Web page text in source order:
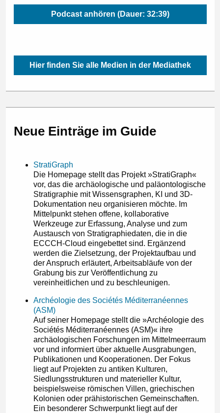
Podcast anhören (Dauer: 32:39)
Hier finden Sie alle Medien in der Mediathek
Neue Einträge im Guide
StratiGraph
Die Homepage stellt das Projekt »StratiGraph«
vor, das die archäologische und paläontologische
Stratigraphie mit Wissensgraphen, KI und 3D-
Dokumentation neu organisieren möchte. Im
Mittelpunkt stehen offene, kollaborative
Werkzeuge zur Erfassung, Analyse und zum
Austausch von Stratigraphiedaten, die in die
ECCCH-Cloud eingebettet sind. Ergänzend
werden die Zielsetzung, der Projektaufbau und
der Anspruch erläutert, Arbeitsabläufe von der
Grabung bis zur Veröffentlichung zu
vereinheitlichen und zu beschleunigen.
Archéologie des Sociétés Méditerranéennes
(ASM)
Auf seiner Homepage stellt die »Archéologie des
Sociétés Méditerranéennes (ASM)« ihre
archäologischen Forschungen im Mittelmeerraum
vor und informiert über aktuelle Ausgrabungen,
Publikationen und Kooperationen. Der Fokus
liegt auf Projekten zu antiken Kulturen,
Siedlungsstrukturen und materieller Kultur,
beispielsweise römischen Villen, griechischen
Kolonien oder prähistorischen Gemeinschaften.
Ein besonderer Schwerpunkt liegt auf der